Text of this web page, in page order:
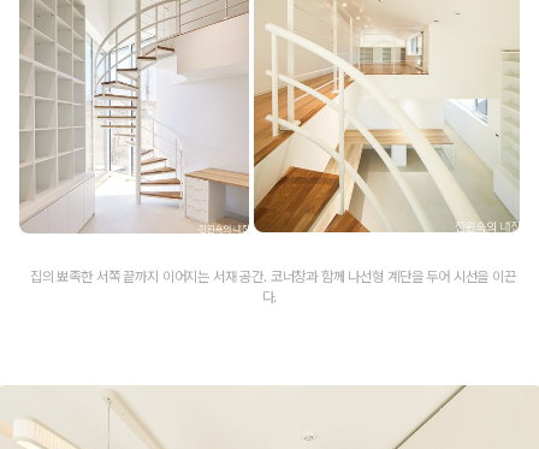
집의 뾰족한 서쪽 끝까지 이어지는 서재 공간. 코너창과 함께 나선형 계단을 두어 시선을 이끈
다.